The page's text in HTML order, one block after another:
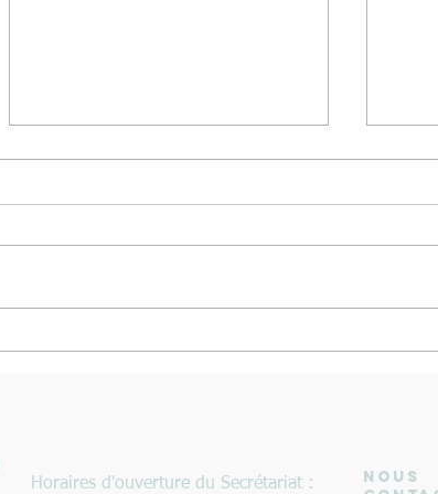
Horaires d'ouverture du Secrétariat :
NOUS